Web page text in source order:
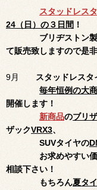
スタッドレス
24（日）の３日間 ！
ブリヂストン
て販売致しますので是
9月 スタッドレス
毎年恒例の大
開催します！
新商品のブリ
ザックVRX3、
SUVタイヤの
お求めやすい価格
相談下さい！
もちろん夏タ